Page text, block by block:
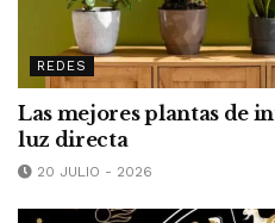
REDES
Las mejores plantas de
luz directa
20 JULIO - 2026